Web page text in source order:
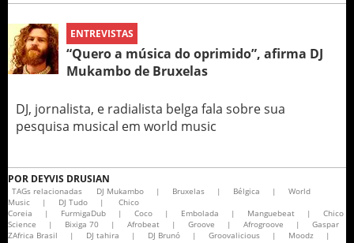
ENTREVISTAS
“Quero a música do oprimido”, afirma DJ
Mukambo de Bruxelas
DJ, jornalista, e radialista belga fala sobre sua
pesquisa musical em world music
POR DEYVIS DRUSIAN
TAGs relacionadas DJ Mukambo | Bruxelas | Bélgica |
World
Music
| DJ Tudo |
Chico
Coreia
| FurmigaDub | Coco | Embolada | Manguebeat |
Chico
Science
| Bixiga 70 | Afrobeat | Groove | Afrogroove |
Gaspar
ZAfrica Brasil
| DJ tahira | DJ Brunó | Groovalicious | Moodz |